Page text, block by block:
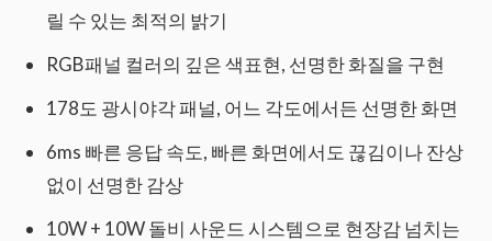
릴 수 있는 최적의 밝기
RGB패널 컬러의 깊은 색표현, 선명한 화질을 구현
178도 광시야각 패널, 어느 각도에서든 선명한 화면
6ms 빠른 응답 속도, 빠른 화면에서도 끊김이나 잔상
없이 선명한 감상
10W + 10W 돌비 사운드 시스템으로 현장감 넘치는